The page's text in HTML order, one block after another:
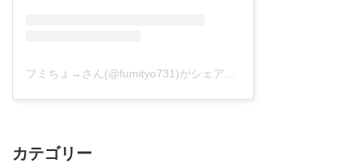
カテゴリー